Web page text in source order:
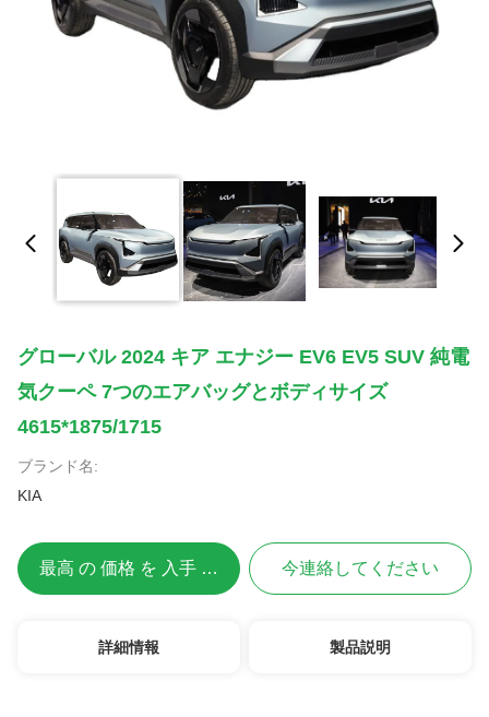
グローバル 2024 キア エナジー EV6 EV5 SUV 純電
気クーペ 7つのエアバッグとボディサイズ
4615*1875/1715
ブランド名:
KIA
最高 の 価格 を 入手 する 今連絡してください
詳細情報 製品説明